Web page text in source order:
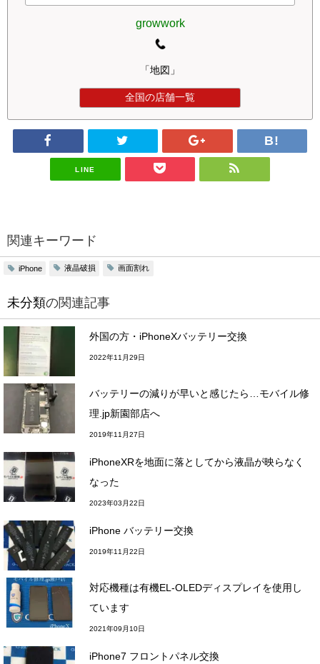
growwork
「地図」
全国の店舗一覧
LINE
関連キーワード
iPhone 液晶破損 画面割れ
未分類の関連記事
外国の方・iPhoneXバッテリー交換
2022年11月29日
バッテリーの減りが早いと感じたら…モバイル修
理.jp新園部店へ
2019年11月27日
iPhoneXRを地面に落としてから液晶が映らなく
なった
2023年03月22日
iPhone バッテリー交換
2019年11月22日
対応機種は有機EL-OLEDディスプレイを使用し
ています
2021年09月10日
iPhone7 フロントパネル交換